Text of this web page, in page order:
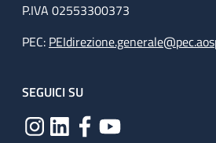
P.IVA 02553300373
PEC:
SEGUICI SU